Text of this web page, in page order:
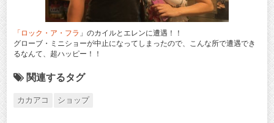
「ロック・ア・フラ 」のカイルとエレンに遭遇！！
グローブ・ミニショーが中止になってしまったので、こんな所で遭遇でき
るなんて、超ハッピー！！
関連するタグ
カカアコ ショップ